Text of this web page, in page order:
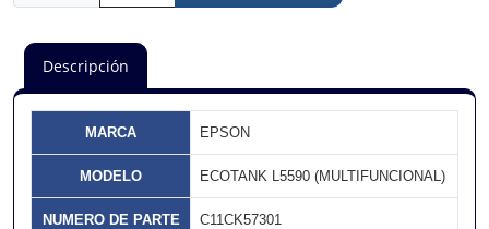
Descripción
MARCA EPSON
MODELO ECOTANK L5590 (MULTIFUNCIONAL)
NUMERO DE PARTE C11CK57301